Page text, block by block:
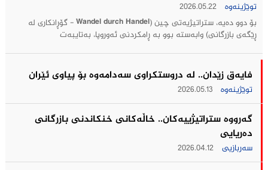
توێژینەوە
2026.05.22
بۆ دوو دەیە، ستراتیژیەتی چین (Wandel durch Handel - گۆڕانکاری لە
ڕێگەی بازرگانی) وابەستە بوو بە ڕامکردنی ئەوروپا، بەتایبەت
فایەق زێدان.. له‌ دروستكراوی سه‌دامه‌وه‌ بۆ پیاوی ئێران
توێژینەوە 2026.05.13
گه‌رووه‌ ستراتیژییه‌كان.. خاڵه‌كانی خنكاندنی بازرگانی
ده‌ریایی
سەربازیی 2026.04.12